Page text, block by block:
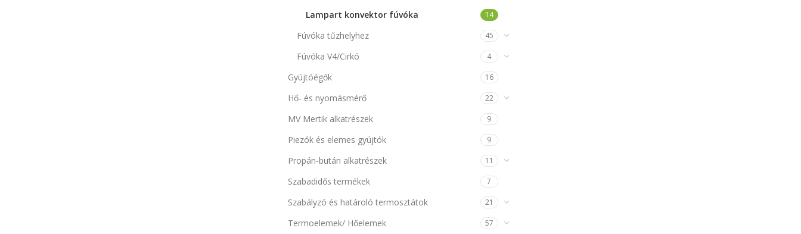
Lampart konvektor fúvóka 14
Fúvóka tűzhelyhez 45
Fúvóka V4/Cirkó 4
Gyújtóégők 16
Hő- és nyomásmérő 22
MV Mertik alkatrészek 9
Piezók és elemes gyújtók 9
Propán-bután alkatrészek 11
Szabadidős termékek 7
Szabályzó és határoló termosztátok 21
Termoelemek/ Hőelemek 57